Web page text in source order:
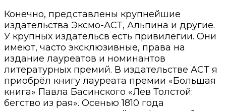
Конечно, представлены крупнейшие
издательства Эксмо-АСТ, Альпина и другие.
У крупных издательсв есть привилегии. Они
имеют, часто эксклюзивные, права на
издание лауреатов и номинантов
литературных премий. В издательстве АСТ я
приобрёл книгу лауреата премии «Большая
книга» Павла Басинского «Лев Толстой:
бегство из рая». Осенью 1810 года